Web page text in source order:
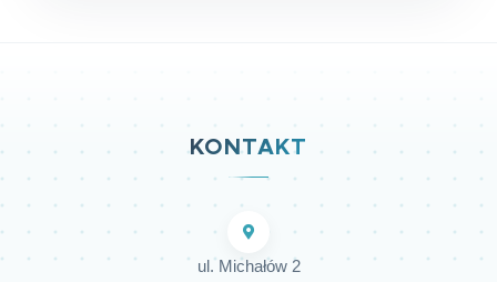
KONTAKT
ul. Michałów 2